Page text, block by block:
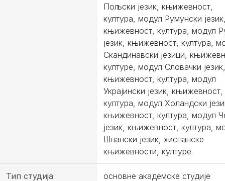
Пољски језик, књижевност,
култура, модул Румунски
књижевност, култура, модул
језик, књижевност, култура,
Скандинавски језици,
културе, модул Словачки језик,
књижевност, култура, модул
Украјински језик, књижевност,
култура, модул Холандски
књижевност, култура, модул
језик, књижевност, култура,
Шпански језик, хиспанске
књижевности, културе
Тип студија основне академске студије